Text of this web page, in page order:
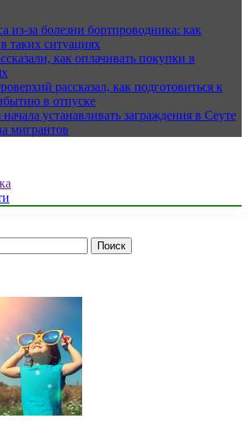
из-за болезни бортпроводника: как
таких ситуациях
как оплачивать покупки в
рассказал, как подготовиться к
в отпуске
устанавливать заграждения в Сеуте
мигрантов